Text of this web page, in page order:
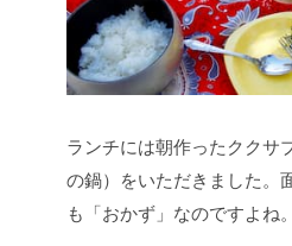
ランチには朝作ったククサ
の鍋）をいただきました。
も「おかず」なのですよね。